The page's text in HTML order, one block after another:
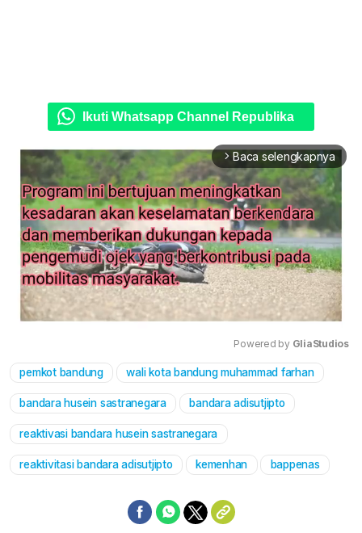
Ikuti Whatsapp Channel Republika
arrow_forward_ios Baca selengkapnya
Mute
Powered by GliaStudios
pemkot bandung wali kota bandung muhammad farhan
bandara husein sastranegara bandara adisutjipto
reaktivasi bandara husein sastranegara
reaktivitasi bandara adisutjipto kemenhan bappenas